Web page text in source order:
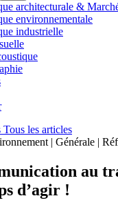
architecturale &
environnementale
industrielle
Tous les articles
| Générale |
au
d’agir !